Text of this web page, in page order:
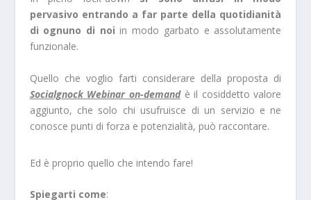
pervasivo entrando a far parte della quotidianità
di ognuno di noi in modo garbato e assolutamente
funzionale.
Quello che voglio farti considerare della proposta di
Socialgnock Webinar on-demandè il cosiddetto valore
aggiunto, che solo chi usufruisce di un servizio e ne
conosce punti di forza e potenzialità, può raccontare.
Ed è proprio quello che intendo fare!
Spiegarti come: